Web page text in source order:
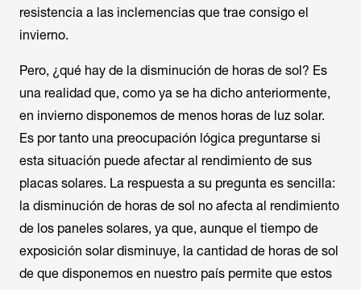
resistencia a las inclemencias que trae consigo el
invierno.
Pero, ¿qué hay de la disminución de horas de sol? Es
una realidad que, como ya se ha dicho anteriormente,
en invierno disponemos de menos horas de luz solar.
Es por tanto una preocupación lógica preguntarse si
esta situación puede afectar al rendimiento de sus
placas solares. La respuesta a su pregunta es sencilla:
la disminución de horas de sol no afecta al rendimiento
de los paneles solares, ya que, aunque el tiempo de
exposición solar disminuye, la cantidad de horas de sol
de que disponemos en nuestro país permite que estos